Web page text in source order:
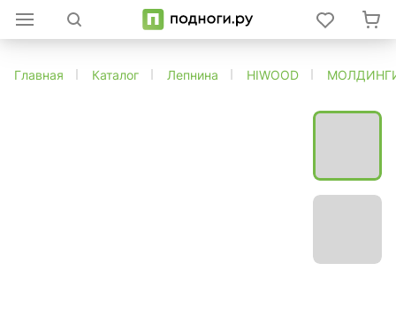
Главная Каталог Лепнина HIWOOD